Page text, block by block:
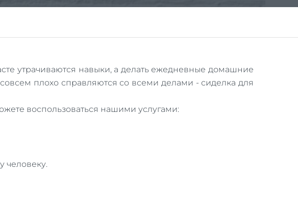
утрачиваются навыки, а делать ежедневные домашние
плохо справляются со всеми делами - сиделка для
воспользоваться нашими услугами:
человеку.